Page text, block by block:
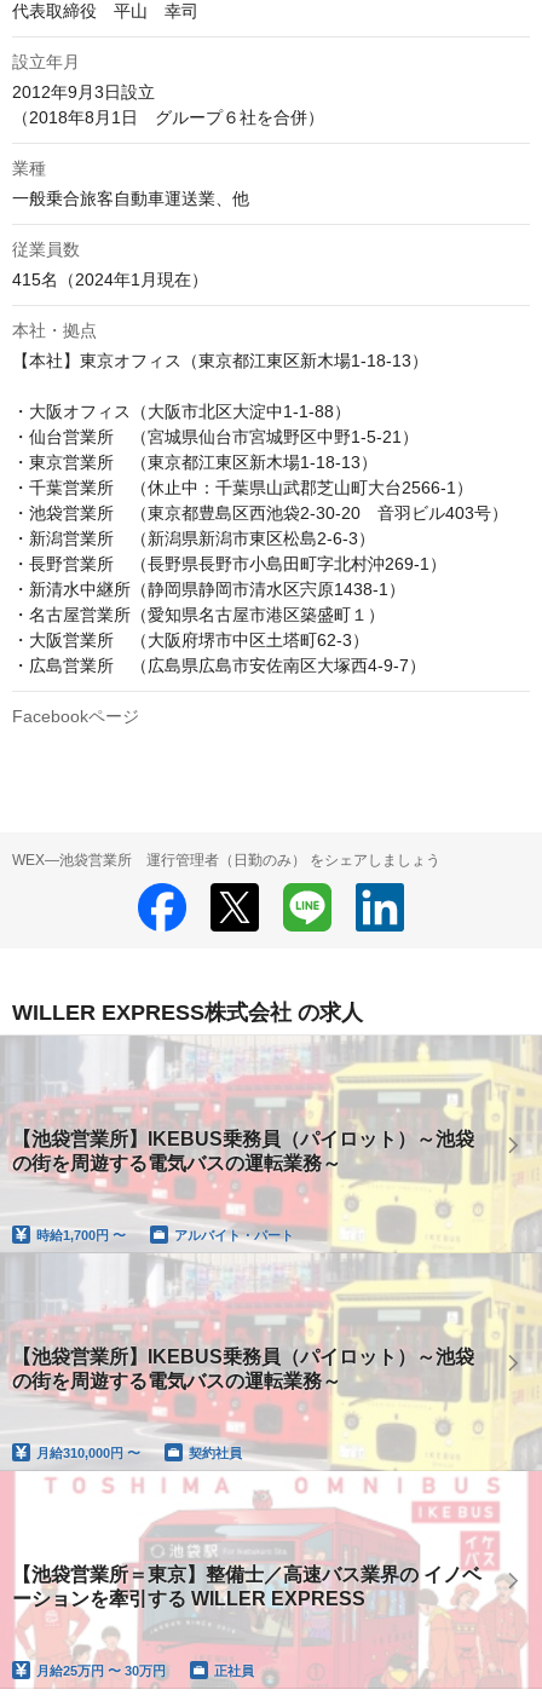
代表取締役　平山　幸司
設立年月
2012年9月3日設立
業種
一般乗合旅客自動車運送業、他
従業員数
415名（2024年1月現在）
本社・拠点
【本社】東京オフィス（東京都江東区新木場1-18-13）
・大阪オフィス（大阪市北区大淀中1-1-88）
・仙台営業所　（宮城県仙台市宮城野区中野1-5-21）
・東京営業所　（東京都江東区新木場1-18-13）
・千葉営業所　（休止中：千葉県山武郡芝山町大台2566-1）
・池袋営業所　（東京都豊島区西池袋2-30-20　音羽ビル403号）
・新潟営業所　（新潟県新潟市東区松島2-6-3）
・長野営業所　（長野県長野市小島田町字北村沖269-1）
・新清水中継所（静岡県静岡市清水区宍原1438-1）
・名古屋営業所（愛知県名古屋市港区築盛町１）
・大阪営業所　（大阪府堺市中区土塔町62-3）
・広島営業所　（広島県広島市安佐南区大塚西4-9-7）
Facebookページ
WEX―池袋営業所 運行管理者（日勤のみ） をシェアしましょう
WILLER EXPRESS株式会社 の求人
【池袋営業所】IKEBUS乗務員（パイロット）～池袋
の街を周遊する電気バスの運転業務～
時給1,700円 〜 アルバイト・パート
【池袋営業所】IKEBUS乗務員（パイロット）～池袋
の街を周遊する電気バスの運転業務～
月給310,000円 〜 契約社員
【池袋営業所＝東京】整備士／高速バス業界の イノベ
ーションを牽引する WILLER EXPRESS
月給25万円 〜 30万円 正社員